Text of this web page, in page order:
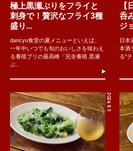
極上黒瀬ぶりをフライと
刺身で！贅沢なフライ3種
盛り...
dancyu食堂の夏メニューといえば、
一年中いつでも旬のおいしさを味わえ
る養殖ブリの最高峰「完全養殖 黒瀬
ぶ..
【
呑
ジ
日本
本酒
る“
2026.8.5